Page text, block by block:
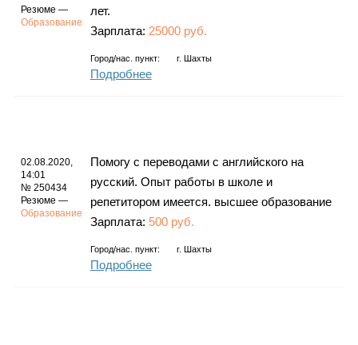
Фотогалерея
Резюме —
Образование
лет.
Зарплата: 25000 руб.
Город/нас. пункт: г. Шахты
Подробнее
02.08.2020,
14:01
№ 250434
Резюме —
Образование
Помогу с переводами с английского на
русский. Опыт работы в школе и
репетитором имеется. высшее образование
Зарплата: 500 руб.
Город/нас. пункт: г. Шахты
Подробнее